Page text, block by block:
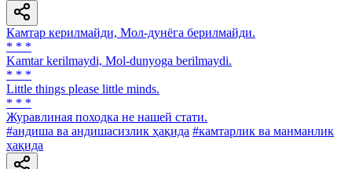
Камтар керилмайди, Мол-дунёга берилмайди.
* * *
Kamtar kerilmaydi, Mol-dunyoga berilmaydi.
* * *
Little things please little minds.
* * *
Журавлиная походка не нашей стати.
#андиша ва андишасизлик ҳақида #камтарлик ва манманлик
ҳақида